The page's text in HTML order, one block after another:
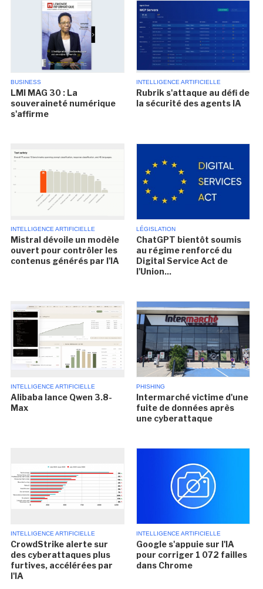
BUSINESS
LMI MAG 30 : La
souveraineté numérique
s'affirme
INTELLIGENCE ARTIFICIELLE
Rubrik s'attaque au défi de
la sécurité des agents IA
INTELLIGENCE ARTIFICIELLE
Mistral dévoile un modèle
ouvert pour contrôler les
contenus générés par l'IA
LÉGISLATION
ChatGPT bientôt soumis
au régime renforcé du
Digital Service Act de
l'Union...
INTELLIGENCE ARTIFICIELLE
Alibaba lance Qwen 3.8-
Max
PHISHING
Intermarché victime d'une
fuite de données après
une cyberattaque
INTELLIGENCE ARTIFICIELLE
CrowdStrike alerte sur
des cyberattaques plus
furtives, accélérées par
l'IA
INTELLIGENCE ARTIFICIELLE
Google s'appuie sur l'IA
pour corriger 1 072 failles
dans Chrome